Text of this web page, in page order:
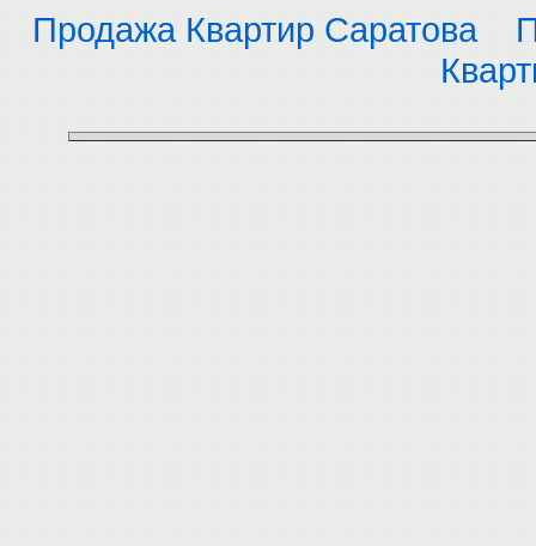
Продажа Квартир Саратова